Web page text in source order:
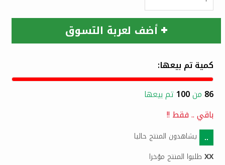
أضف لعربة التسوق
كمية تم بيعها:
86 من100 تم بيعها
باقي..فقط !!
..
يشاهدون المنتج حاليا
XX طلبوا المنتج مؤخرا